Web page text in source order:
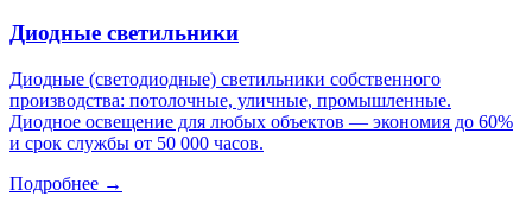
Диодные светильники
Диодные (светодиодные) светильники собственного
производства: потолочные, уличные, промышленные.
Диодное освещение для любых объектов — экономия до 60%
и срок службы от 50 000 часов.
Подробнее →